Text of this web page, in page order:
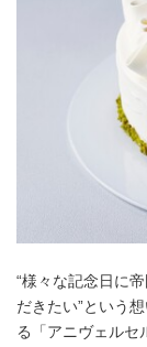
“様々な記念日に
だきたい”という
る「アニヴェルセ